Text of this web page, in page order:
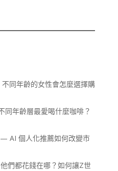
同年齡的女性會怎麼選擇購
同年齡層最愛喝什麼咖啡？
AI 個人化推薦如何改變市
們都花錢在哪？如何讓Z世